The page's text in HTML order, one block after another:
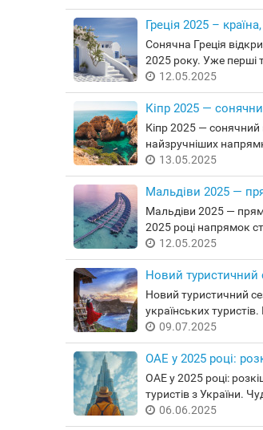
Греція 2025 –
Сонячна Греція
2025 року. Уже перші
12.05.2025
Кіпр 2025 —
Кіпр 2025 — сонячний
найзручніших
13.05.2025
Мальдіви 2025 —
Мальдіви 2025 —
2025 році напрямок
12.05.2025
Новий туристичний
Новий туристичний
українських
09.07.2025
ОАЕ у 2025 році:
ОАЕ у 2025 році:
туристів з України.
06.06.2025